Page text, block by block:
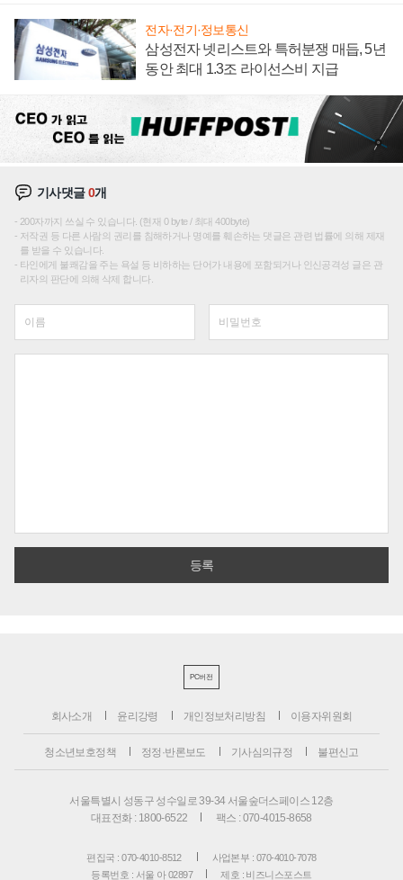
전자·전기·정보통신
삼성전자 넷리스트와 특허분쟁 매듭, 5년
동안 최대 1.3조 라이선스비 지급
기사댓글0개
200자까지 쓰실 수 있습니다. (현재 0 byte / 최대 400byte)
저작권 등 다른 사람의 권리를 침해하거나 명예를 훼손하는 댓글은 관련 법률에 의해 제재
를 받을 수 있습니다.
타인에게 불쾌감을 주는 욕설 등 비하하는 단어가 내용에 포함되거나 인신공격성 글은 관
리자의 판단에 의해 삭제 합니다.
PC버전
회사소개 윤리강령 개인정보처리방침 이용자위원회
청소년보호정책 정정·반론보도 기사심의규정 불편신고
서울특별시 성동구 성수일로 39-34 서울숲더스페이스 12층
대표전화 : 1800-6522
팩스 : 070-4015-8658
편집국 : 070-4010-8512
사업본부 : 070-4010-7078
등록번호 : 서울 아 02897
제호 : 비즈니스포스트